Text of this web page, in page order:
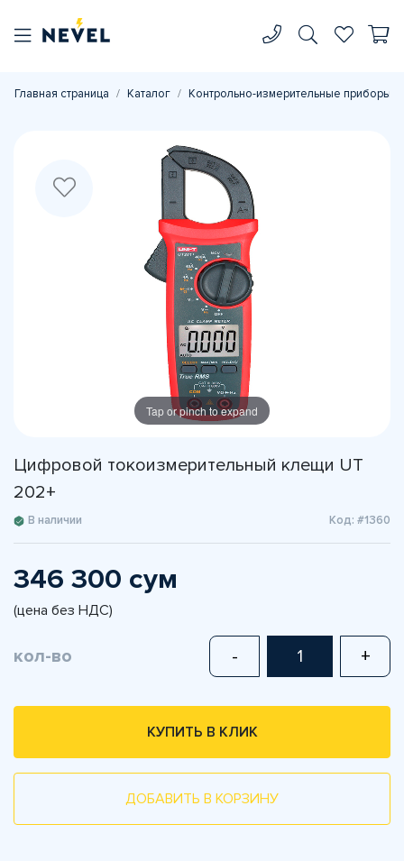
Главная страница Каталог Контрольно-измерительные приборы
Tap or pinch to expand
Цифровой токоизмерительный клещи UT
202+
В наличии Код: #1360
346 300 сум
(цена без НДС)
кол-во - +
КУПИТЬ В КЛИК
ДОБАВИТЬ В КОРЗИНУ